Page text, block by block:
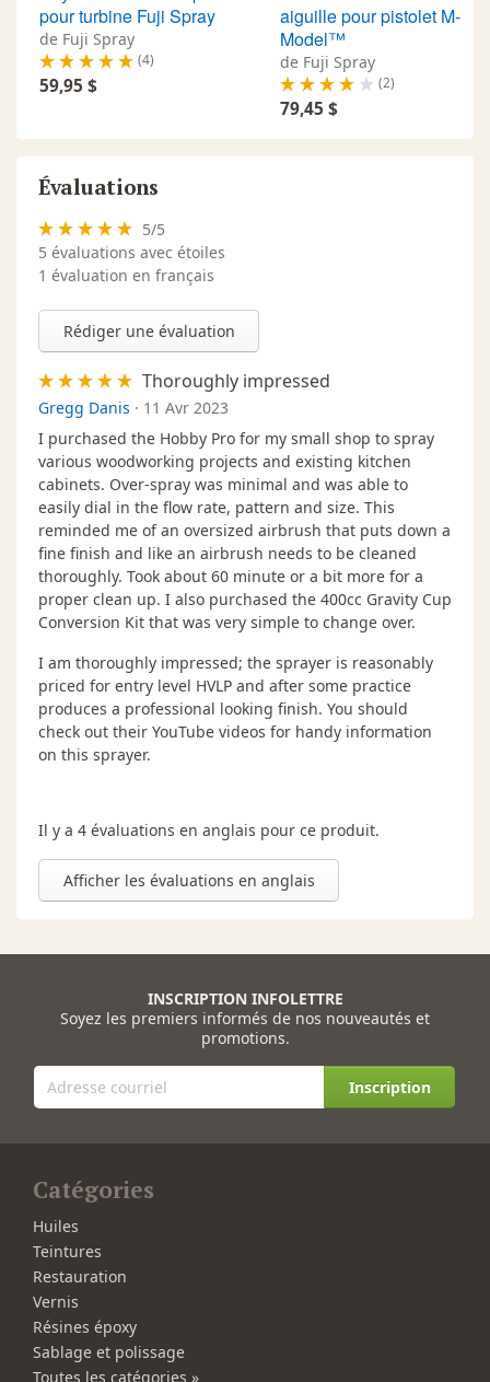
seulement la performance de votre turbine, mais
rendent aussi votre travail plus simple, plus rapide et
plus agréable.
Toutes nos FAQ sur les systèmes HVLP
Quels sont les avantages des pistolets HVLP pour la
Quels sont les avantages du système PPS Série 2.0
de 3M?
Est-il possible d'utiliser des boyaux Fuji sur une
Quand devrait-on remplacer l'aiguille d'un pistolet
HVLP?
systèmes HVLP?
Aie-je vraiment besoin de 2 pistolets si j'utilise des
produits a base d'eau et de solvants?
Peut-on vaporiser tous les types de vernis?
Pourquoi devrait-on éviter l'application de
peintures décoratives au pistolet?
Qu'est-ce qui peut causer la surchauffe de la
turbine d'un systeme HVLP?
Est-il possible d'utiliser une aiguille d'une autre
marque avec un pistolet Fuji?
Pulvérisation sèche : causes, solutions et
Comment déterminer la taille de l'aiguille
nécessaire pour vaporiser mon produit?
Quelle grosseur d'aiguille dois-je utiliser pour
l'application de laque colorée?
Reconnaître et corriger le problème de peau
pour turbine Fuji Spray
de Fuji Spray
(4)
59,95 $
aiguille pour pistolet M-
Model™
de Fuji Spray
(2)
79,45 $
Évaluations
5/5
5 évaluations avec étoiles
1 évaluation en français
Rédiger une évaluation
Thoroughly impressed
Gregg Danis · 11 Avr 2023
I purchased the Hobby Pro for my small shop to spray
various woodworking projects and existing kitchen
cabinets. Over-spray was minimal and was able to
easily dial in the flow rate, pattern and size. This
reminded me of an oversized airbrush that puts down a
fine finish and like an airbrush needs to be cleaned
thoroughly. Took about 60 minute or a bit more for a
proper clean up. I also purchased the 400cc Gravity Cup
Conversion Kit that was very simple to change over.
I am thoroughly impressed; the sprayer is reasonably
priced for entry level HVLP and after some practice
produces a professional looking finish. You should
check out their YouTube videos for handy information
on this sprayer.
Il y a 4 évaluations en anglais pour ce produit.
Afficher les évaluations en anglais
INSCRIPTION INFOLETTRE
Soyez les premiers informés de nos nouveautés et
promotions.
Inscription
Catégories
Huiles
Teintures
Restauration
Vernis
Résines époxy
Sablage et polissage
Toutes les catégories »